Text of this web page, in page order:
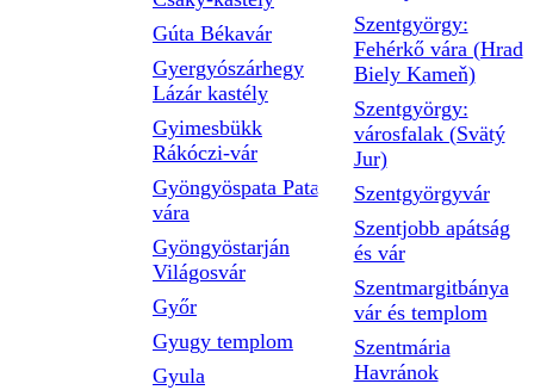
Gúta Békavár
Gyergyószárhegy
Lázár kastély
Gyimesbükk
Rákóczi-vár
Gyöngyöspata Pata
vára
Gyöngyöstarján
Világosvár
Győr
Gyugy templom
Gyula
Szentgyörgy:
Fehérkő vára (Hrad
Biely Kameň)
Szentgyörgy:
városfalak (Svätý
Jur)
Szentgyörgyvár
Szentjobb apátság
és vár
Szentmargitbánya
vár és templom
Szentmária
Havránok